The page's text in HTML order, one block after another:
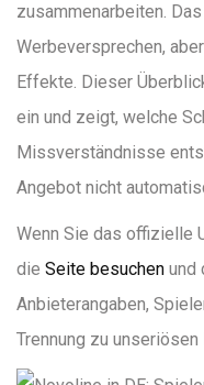
zusammenarbeiten.
Werbeversprechen,
Effekte. Dieser
ein und zeigt, welche
Missverständnisse
Angebot nicht
Wenn Sie das offizielle
die Seite besuchen und
Anbieterangaben,
Trennung zu unseriösen